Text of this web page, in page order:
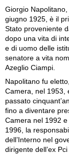
Giorgio
giugno 1925, è il
Stato proveniente
dopo una vita di
e di uomo delle
senatore a vita
Azeglio Ciampi.
Napolitano fu
Camera, nel 1953,
passato
fino a diventare
Camera nel 1992
1996, la
dell’Interno nel
dirigente dell’ex